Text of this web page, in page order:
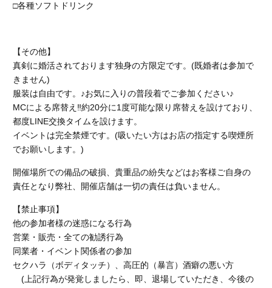
□各種ソフトドリンク
【その他】
真剣に婚活されております独身の方限定です。(既婚者は参加で
きません)
服装は自由です。♪お気に入りの普段着でご参加ください♪
MCによる席替え‼︎約20分に1度可能な限り席替えを設けており、
都度LINE交換タイムを設けます。
イベントは完全禁煙です。(吸いたい方はお店の指定する喫煙所
でお願いします。)
開催場所での備品の破損、貴重品の紛失などはお客様ご自身の
責任となり弊社、開催店舗は一切の責任は負いません。
【禁止事項】
他の参加者様の迷惑になる行為
営業・販売・全ての勧誘行為
同業者・イベント関係者の参加
セクハラ（ボディタッチ）、高圧的（暴言）酒癖の悪い方
(上記行為が発覚しましたら、即、退場していただき、今後の